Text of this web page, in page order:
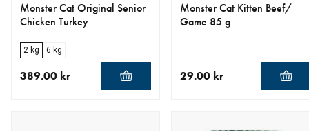
Monster Cat Original Senior
Chicken Turkey
2 kg 6 kg
389.00 kr
Monster Cat Kitten Beef/
Game 85 g
29.00 kr